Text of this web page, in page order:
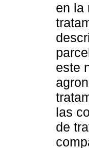
en la
este
las
de